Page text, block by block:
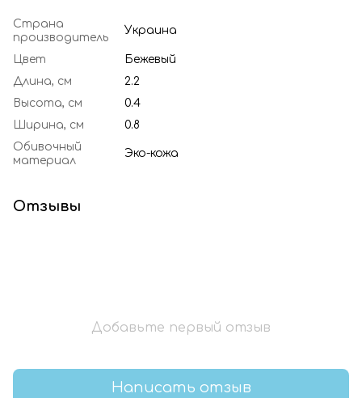
Страна
производитель
Украина
Цвет
Бежевый
Длина, см
2.2
Высота, см
0.4
Ширина, см
0.8
Обивочный
материал
Эко-кожа
Отзывы
Добавьте первый отзыв
Написать отзыв